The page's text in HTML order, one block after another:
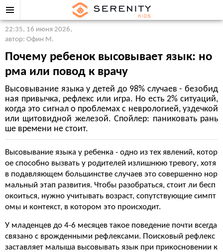
22:35, 16 июня 2026,
автор: Офин М.
Почему ребенок высовывает язык: но
рма или повод к врачу
Высовывание языка у детей до 98% случаев - безобид
ная привычка, рефлекс или игра. Но есть 2% ситуаций,
когда это сигнал о проблемах с неврологией, уздечкой
или щитовидной железой. Спойлер: паниковать рань
ше времени не стоит.
Высовывание языка у ребенка - одно из тех явлений, котор
ое способно вызвать у родителей излишнюю тревогу, хотя
в подавляющем большинстве случаев это совершенно нор
мальный этап развития. Чтобы разобраться, стоит ли бесп
окоиться, нужно учитывать возраст, сопутствующие симпт
омы и контекст, в котором это происходит.
У младенцев до 4-6 месяцев такое поведение почти всегда
связано с врожденными рефлексами. Поисковый рефлекс
заставляет малыша высовывать язык при прикосновении к